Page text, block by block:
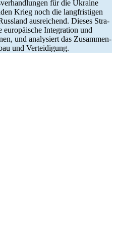
für die Ukraine
Krieg noch die lang­fris­ti­gen
aus­rei­chend. Dieses Stra­
euro­päi­sche Inte­gra­tion und
und ana­ly­siert das Zusam­men­
und Verteidigung.